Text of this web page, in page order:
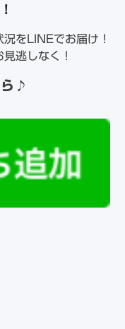
をLINEでお届け！
逃しなく！
♪